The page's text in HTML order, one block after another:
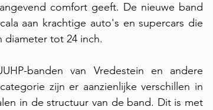
comfort geeft. De nieuwe band
aan krachtige auto's en supercars die
diameter tot 24 inch.
banden van Vredestein en andere
zijn er aanzienlijke verschillen in
in de structuur van de band. Dit is met